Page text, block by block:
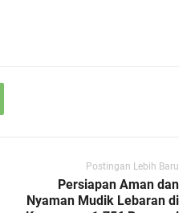
Postingan Lebih Baru
Persiapan Aman dan
Nyaman Mudik Lebaran di